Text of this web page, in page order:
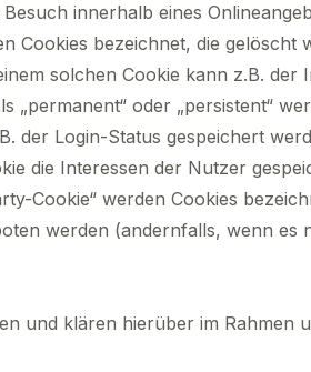
innerhalb eines
Cookies bezeichnet, die
solchen Cookie kann z.B. der
oder „persistent“
der Login-Status gespeichert
die Interessen der Nutzer
Cookie“ werden Cookies
werden (andernfalls, wenn es
und klären hierüber im Rahmen